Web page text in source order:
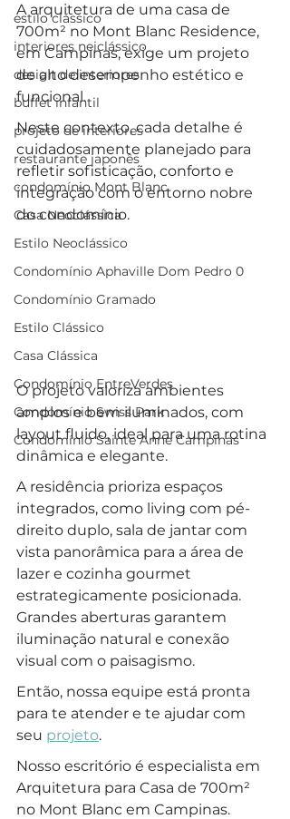
estilo clássico
interiores neiclássico
design de interiores
buffet infantil
projeto de interiores
restaurante japonês
condomínio Mont Blanc
Casa Neoclássica
Estilo Neoclássico
Condomínio Aphaville Dom Pedro 0
Condomínio Gramado
Estilo Clássico
Casa Clássica
Condomínio EntreVerdes
Condomínio Swiss Park
Condomínio Sainte Anne Campinas
A arquitetura de uma casa de
700m² no Mont Blanc Residence,
em Campinas, exige um projeto
de alto desempenho estético e
funcional.
Neste contexto, cada detalhe é
cuidadosamente planejado para
refletir sofisticação, conforto e
integração com o entorno nobre
do condomínio.
O projeto valoriza ambientes
amplos e bem iluminados, com
layout fluido, ideal para uma rotina
dinâmica e elegante.
A residência prioriza espaços
integrados, como living com pé-
direito duplo, sala de jantar com
vista panorâmica para a área de
lazer e cozinha gourmet
estrategicamente posicionada.
Grandes aberturas garantem
iluminação natural e conexão
visual com o paisagismo.
Então, nossa equipe está pronta
para te atender e te ajudar com
seu projeto.
Nosso escritório é especialista em
Arquitetura para Casa de 700m²
no Mont Blanc em Campinas.